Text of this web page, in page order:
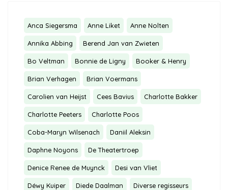
Anca Siegersma Anne Liket Anne Nolten
Annika Abbing Berend Jan van Zwieten
Bo Veltman Bonnie de Ligny Booker & Henry
Brian Verhagen Brian Voermans
Carolien van Heijst Cees Bavius Charlotte Bakker
Charlotte Peeters Charlotte Poos
Coba-Maryn Wilsenach Daniil Aleksin
Daphne Noyons De Theatertroep
Denice Renee de Muynck Desi van Vliet
Déwy Kuiper Diede Daalman Diverse regisseurs